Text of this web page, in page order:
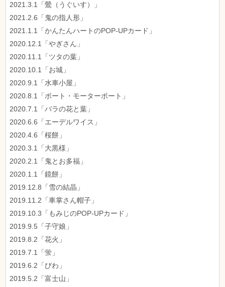
2021.3.1「鶯（うぐいす）」
2021.2.6「鬼の指人形」
2021.1.1「かんたんハートのPOP-UPカード」
2020.12.1「やぎさん」
2020.11.1「ツタの葉」
2020.10.1「お城」
2020.9.1「水車小屋」
2020.8.1「ボート・モーターボート」
2020.7.1「バラの花と葉」
2020.6.6「エーデルワイス」
2020.4.6「桜餅」
2020.3.1「大黒様」
2020.2.1「鬼とお多福」
2020.1.1「鏡餅」
2019.12.8「雪の結晶」
2019.11.2「車掌さん帽子」
2019.10.3「もみじのPOP-UPカード」
2019.9.5「子守娘」
2019.8.2「花火」
2019.7.1「蛍」
2019.6.2「びわ」
2019.5.2「富士山」